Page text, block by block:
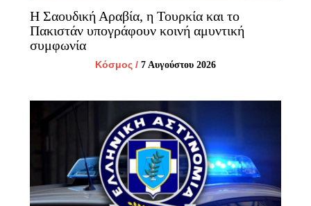
Η Σαουδική Αραβία, η Τουρκία και το
Πακιστάν υπογράφουν κοινή αμυντική
συμφωνία
Κόσμος / 7 Αυγούστου 2026